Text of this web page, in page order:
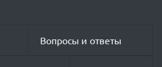
Вопросы и ответы